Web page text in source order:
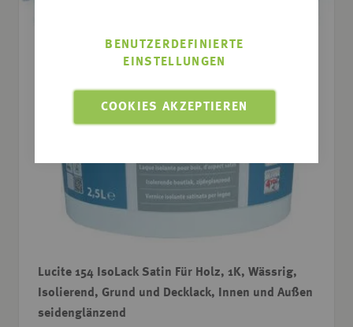
COOKIES AKZEPTIEREN
BENUTZERDEFINIERTE
EINSTELLUNGEN
Lucite 154 IsoLack Satin Für Holz, 1K, Wässrig,
Isolierend, Grund und Decklack, Innen und Außen
seidenglänzend